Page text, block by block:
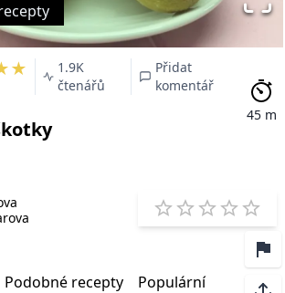
1.9K
čtenářů
Přidat
komentář
45 m
1 Star
2 Stars
3 Stars
4 5
Podobné recepty Populární